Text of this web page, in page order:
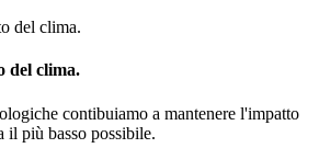
del clima.
contibuiamo a mantenere l'impatto
il più basso possibile.